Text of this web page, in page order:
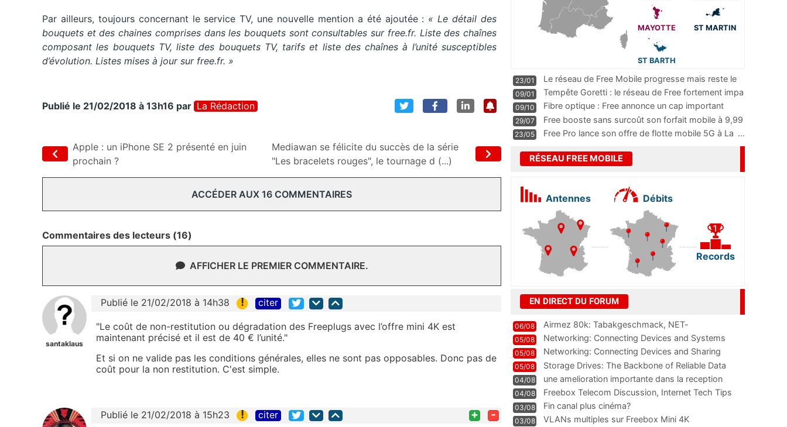
Par ailleurs, toujours concernant le service TV, une nouvelle mention a été ajoutée : « Le détail des
bouquets et des chaines comprises dans les bouquets sont consultables sur free.fr. Liste des chaînes
composant les bouquets TV, liste des bouquets TV, tarifs et liste des chaînes à l’unité susceptibles
d’évolution. Listes mises à jour sur free.fr. »
Publié le 21/02/2018 à 13h16 par La Rédaction
Apple : un iPhone SE 2 présenté en juin
prochain ?
Mediawan se félicite du succès de la série
"Les bracelets rouges", le tournage d (...)
ACCÉDER AUX 16 COMMENTAIRES
Commentaires des lecteurs (16)
AFFICHER LE PREMIER COMMENTAIRE.
santaklaus
Publié le 21/02/2018 à 14h38 ! citer
"Le coût de non-restitution ou dégradation des Freeplugs avec l’offre mini 4K est
maintenant précisé et il est de 40 € l’unité."
Et si on ne valide pas les conditions générales, elles ne sont pas opposables. Donc pas de
coût pour la non restitution. C'est simple.
Publié le 21/02/2018 à 15h23 ! citer + -
MAYOTTE ST MARTIN
ST BARTH
23/01
Le réseau de Free Mobile progresse mais reste le
m
...
09/01
Tempête Goretti : le réseau de Free fortement impa
09/10
Fibre optique : Free annonce un cap important
pass
...
29/07
Free booste sans surcoût son forfait mobile à 9,99
23/05 Free Pro lance son offre de flotte mobile 5G à La ...
RÉSEAU FREE MOBILE
Antennes Débits
Records
EN DIRECT DU FORUM
06/08
Airmez 80k: Tabakgeschmack, NET-
Technologie und Leistung im
05/08 Networking: Connecting Devices and Systems
05/08
Networking: Connecting Devices and Sharing
Information
05/08
Storage Drives: The Backbone of Reliable Data
Management
04/08
une amelioration importante dans la reception
WIFI
04/08
Freebox Telecom Discussion, Internet Tech Tips
Communi
03/08 Fin canal plus cinéma?
03/08 VLANs multiples sur Freebox Mini 4K